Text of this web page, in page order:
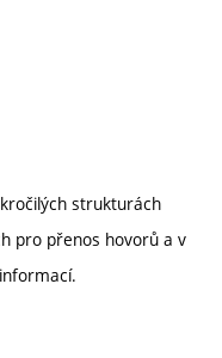
strukturách
pro přenos hovorů a v